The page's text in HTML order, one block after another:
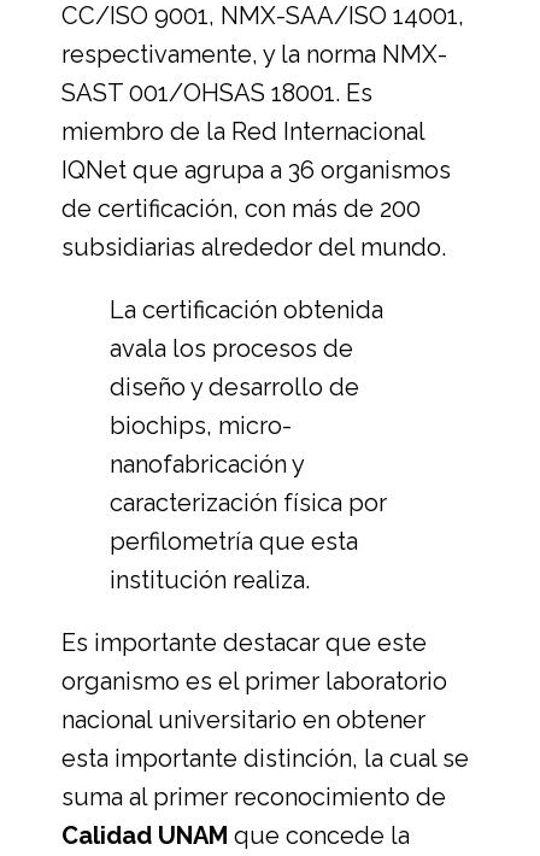
CC/ISO 9001, NMX-SAA/ISO 14001,
respectivamente, y la norma NMX-
SAST 001/OHSAS 18001. Es
miembro de la Red Internacional
IQNet que agrupa a 36 organismos
de certificación, con más de 200
subsidiarias alrededor del mundo.
La certificación obtenida
avala los procesos de
diseño y desarrollo de
biochips, micro-
nanofabricación y
caracterización física por
perfilometría que esta
institución realiza.
Es importante destacar que este
organismo es el primer laboratorio
nacional universitario en obtener
esta importante distinción, la cual se
suma al primer reconocimiento de
Calidad UNAM que concede la